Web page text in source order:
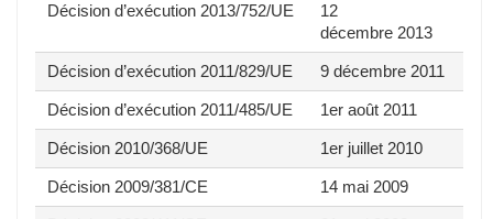
Décision d’exécution 2013/752/UE
12
décembre 2013
Décision d’exécution 2011/829/UE 9 décembre 2011
Décision d’exécution 2011/485/UE 1er août 2011
Décision 2010/368/UE 1er juillet 2010
Décision 2009/381/CE 14 mai 2009